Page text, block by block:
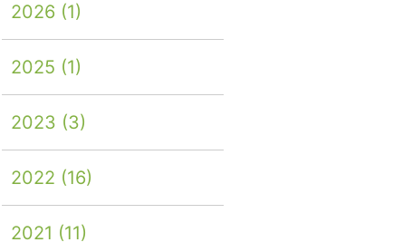
2026 (1)
2025 (1)
2023 (3)
2022 (16)
2021 (11)